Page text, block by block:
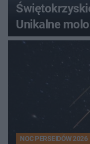
Unikalne
NOC PERSEIDÓW 2026